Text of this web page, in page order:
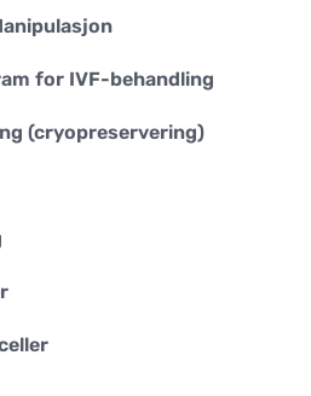
for IVF-behandling
(cryopreservering)